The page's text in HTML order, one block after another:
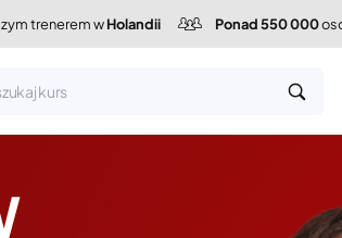
trenerem wHolandii Ponad 550 000